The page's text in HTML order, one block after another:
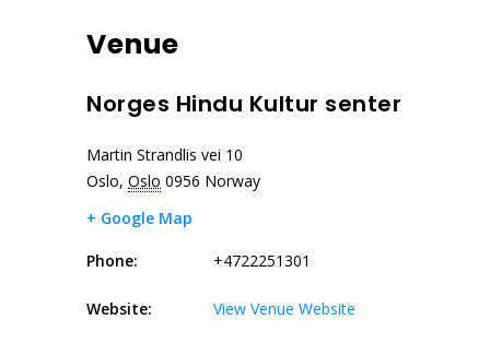
Venue
Norges Hindu Kultur senter
Martin Strandlis vei 10
Oslo, Oslo 0956 Norway
+ Google Map
Phone: +4722251301
Website: View Venue Website